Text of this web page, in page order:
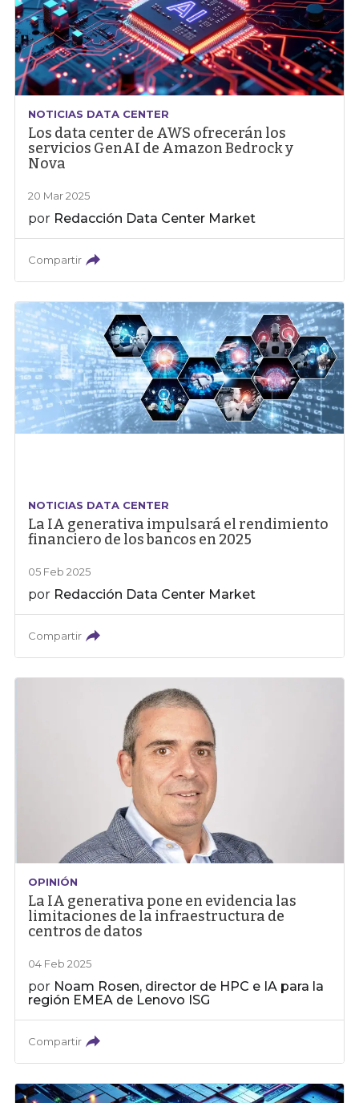
NOTICIAS DATA CENTER
Los data center de AWS ofrecerán los
servicios GenAI de Amazon Bedrock y
Nova
20 Mar 2025
por Redacción Data Center Market
Compartir
NOTICIAS DATA CENTER
La IA generativa impulsará el rendimiento
financiero de los bancos en 2025
05 Feb 2025
por Redacción Data Center Market
Compartir
OPINIÓN
La IA generativa pone en evidencia las
limitaciones de la infraestructura de
centros de datos
04 Feb 2025
por Noam Rosen, director de HPC e IA para la
región EMEA de Lenovo ISG
Compartir